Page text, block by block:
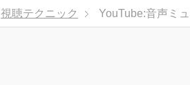
視聴テクニック YouTube:音声ミ